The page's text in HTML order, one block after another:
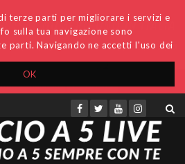
OK
terze parti per migliorare i servizi e
sulla tua navigazione sono
parti. Navigando ne accetti l'uso dei
comunicati Redazione